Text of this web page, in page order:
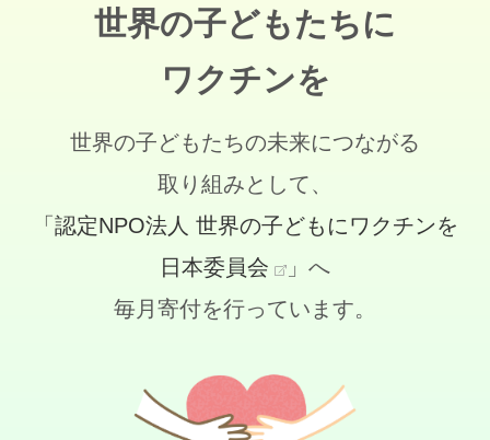
世界の子どもたちに
ワクチンを
世界の子どもたちの未来につながる
取り組みとして、
「認定NPO法人 世界の子どもにワクチンを
日本委員会
」へ
毎月寄付を行っています。